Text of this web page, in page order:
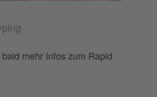
mehr Infos zum Rapid